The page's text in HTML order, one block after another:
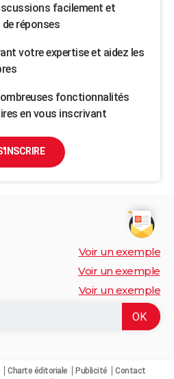
facilement et
réponses
votre expertise et aidez les
fonctionnalités
en vous inscrivant
Voir un exemple
Voir un exemple
Voir un exemple
Charte éditoriale Publicité
Contact